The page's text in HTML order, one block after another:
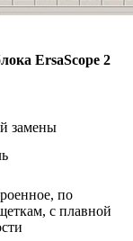
ErsaScope 2
замены
по
с плавной